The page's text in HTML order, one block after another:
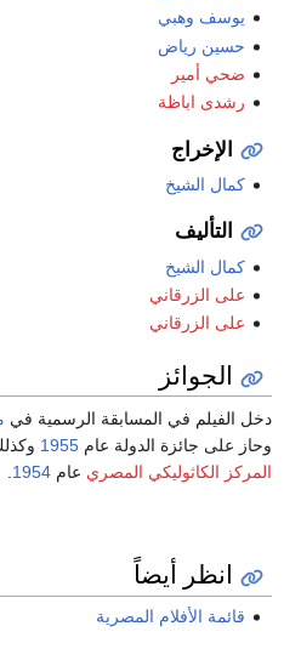
يوسف وهبي
حسين رياض
ضحي أمير
رشدى اباظة
الإخراج
كمال الشيخ
التأليف
كمال الشيخ
على الزرقاني
على الزرقاني
الجوائز
دخل الفيلم في المسابقة الرسمية في
وحاز على جائزة الدولة عام 1955
المركز الكاثوليكي المصري عام 1954
.
انظر أيضاً
قائمة الأفلام المصرية